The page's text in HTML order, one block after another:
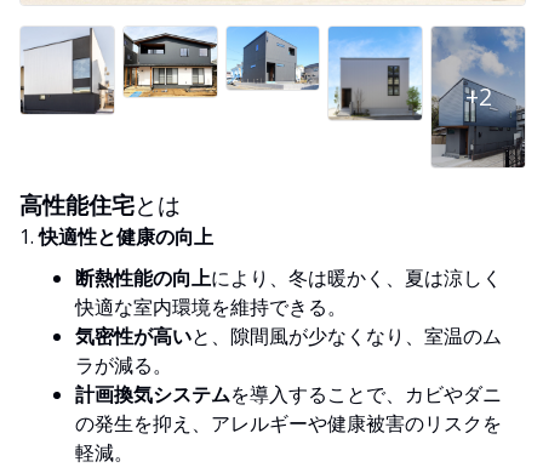
+2
高性能住宅とは
1.快適性と健康の向上
断熱性能の向上により、冬は暖かく、夏は涼しく
快適な室内環境を維持できる。
気密性が高いと、隙間風が少なくなり、室温のム
ラが減る。
計画換気システムを導入することで、カビやダニ
の発生を抑え、アレルギーや健康被害のリスクを
軽減。